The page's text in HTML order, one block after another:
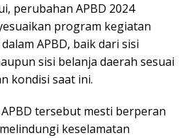
perubahan APBD 2024
program kegiatan
APBD, baik dari sisi
sisi belanja daerah sesuai
kondisi saat ini.
tersebut mesti berperan
keselamatan